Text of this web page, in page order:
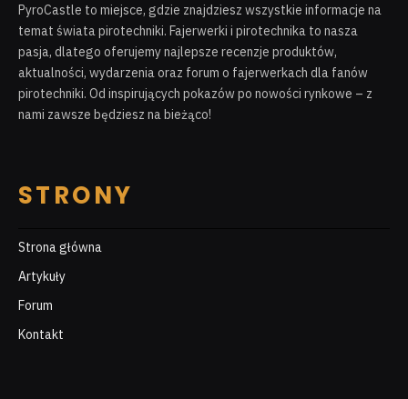
PyroCastle to miejsce, gdzie znajdziesz wszystkie informacje na
temat świata pirotechniki. Fajerwerki i pirotechnika to nasza
pasja, dlatego oferujemy najlepsze recenzje produktów,
aktualności, wydarzenia oraz forum o fajerwerkach dla fanów
pirotechniki. Od inspirujących pokazów po nowości rynkowe – z
nami zawsze będziesz na bieżąco!
STRONY
Strona główna
Artykuły
Forum
Kontakt